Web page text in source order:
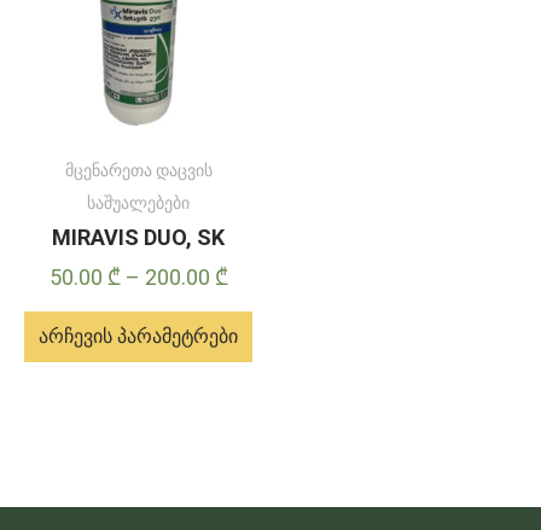
მცენარეთა დაცვის
საშუალებები
MIRAVIS DUO, SK
50.00 ₾ – 200.00 ₾Price
range:
50.00 ₾
არჩევის პარამეტრები